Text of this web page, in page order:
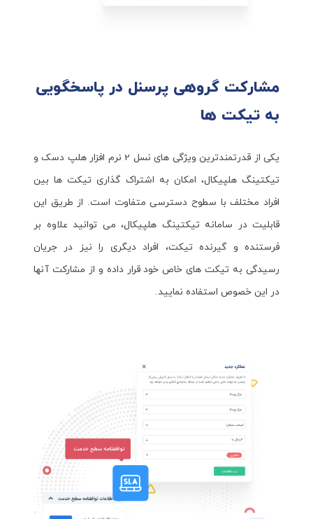
مشارکت گروهی پرسنل در پاسخگویی
به تیکت ها
یکی از قدرتمندترین ویژگی های نسل 2 نرم افزار هلپ دسک و
تیکتینگ هلپیکال، امکان به اشتراک گذاری تیکت ها بین
افراد مختلف با سطوح دسترسی متفاوت است. از طریق این
قابلیت در سامانه تیکتینگ هلپیکال، می توانید علاوه بر
فرستنده و گیرنده تیکت، افراد دیگری را نیز در جریان
رسیدگی به تیکت های خاص خود قرار داده و از مشارکت آنها
در این خصوص استفاده نمایید.